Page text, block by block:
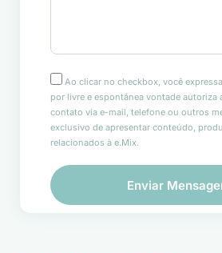
Ao clicar no checkbox, você
por livre e espontânea vontade autoriza
contato via e-mail, telefone ou outros
exclusivo de apresentar conteúdo,
relacionados à e.Mix.